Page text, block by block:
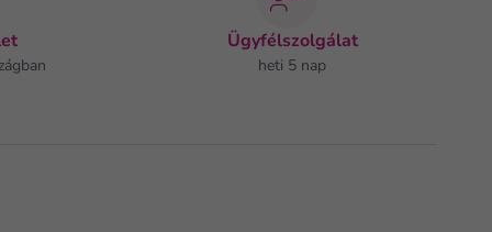
Ügyfélszolgálat
heti 5 nap